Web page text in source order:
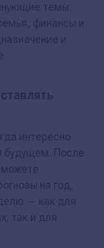
темы:
финансы и
и
интересно
будущем. После
на год,
— как для
так и для